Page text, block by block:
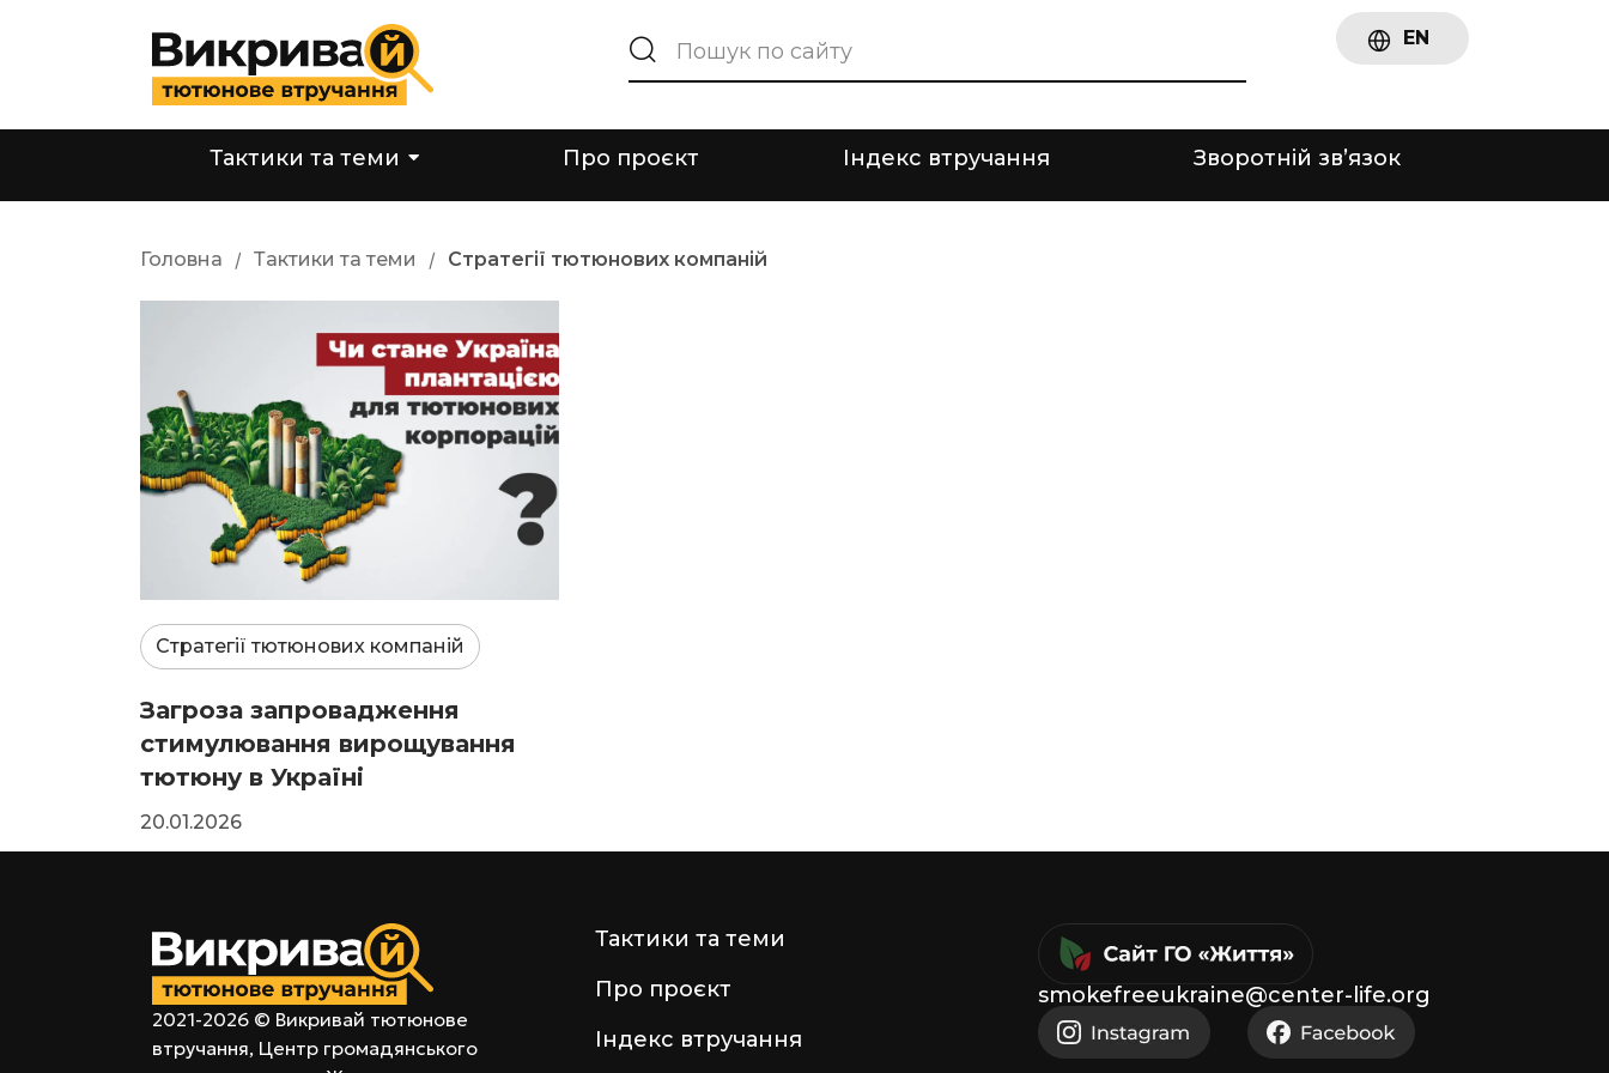
EN
Тактики та теми Про проєкт Індекс втручання Зворотній зв’язок
Головна / Тактики та теми / Стратегії тютюнових компаній
Стратегії тютюнових компаній
Загроза запровадження
стимулювання вирощування
тютюну в Україні
20.01.2026
2021-2026 © Викривай тютюнове
втручання, Центр громадянського
Тактики та теми
Про проєкт
Індекс втручання
smokefreeukraine@center-life.org